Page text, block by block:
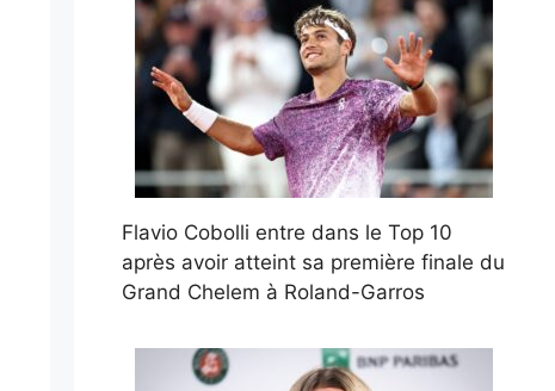
Flavio Cobolli entre dans le Top 10
après avoir atteint sa première finale du
Grand Chelem à Roland-Garros